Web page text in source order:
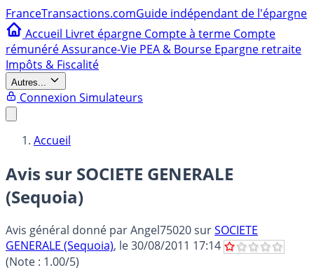
FranceTransactions.comGuide indépendant de l'épargne
Accueil Livret épargne Compte à terme Compte
rémunéréAssurance-Vie PEA & Bourse Epargne retraite
Impôts & Fiscalité
Autres...
Connexion Simulateurs
Accueil
Avis sur SOCIETE GENERALE
(Sequoia)
Avis général donné parAngel75020surSOCIETE
GENERALE (Sequoia), le30/08/2011 17:14
(Note : 1.00/5)